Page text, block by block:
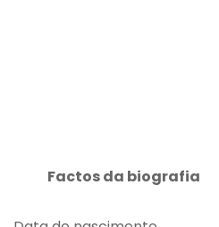
Factos da biografia